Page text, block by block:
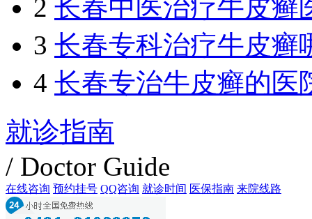
2 长春中医治疗牛皮癣
3 长春专科治疗牛皮癣
4 长春专治牛皮癣的医
就诊指南
/ Doctor Guide
在线咨询 预约挂号 QQ咨询 就诊时间 医保指南 来院线路